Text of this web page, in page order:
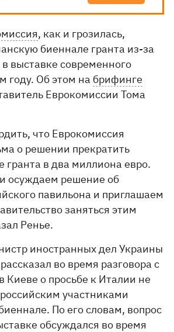
, как и грозилась,
биеннале гранта из-за
выставке современного
году. Об этом на брифинге
Еврокомиссии Тома
что Еврокомиссия
о решении прекратить
гранта в два миллиона евро.
осуждаем решение об
павильона и приглашаем
заняться этим
Ренье.
иностранных дел Украины
во время разговора с
Киеве о просьбе к Италии не
участниками
По его словам, вопрос
обсуждался во время